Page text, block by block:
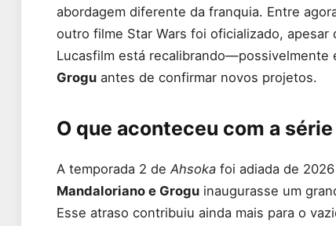
abordagem diferente da franquia. Entre
outro filme Star Wars foi oficializado,
Lucasfilm está recalibrando—possivelmente
Grogu antes de confirmar novos projetos.
O que aconteceu com a
A temporada 2 deAhsoka foi adiada de
Mandaloriano e Grogu inaugurasse um
Esse atraso contribuiu ainda mais para o